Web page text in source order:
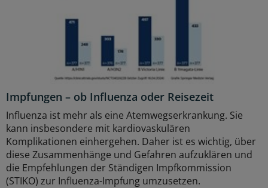
Impfungen – ob Influenza oder Reisezeit
Influenza ist mehr als eine Atemwegserkrankung. Sie
kann insbesondere mit kardiovaskulären
Komplikationen einhergehen. Daher ist es wichtig, über
diese Zusammenhänge und Gefahren aufzuklären und
die Empfehlungen der Ständigen Impfkommission
(STIKO) zur Influenza-Impfung umzusetzen.